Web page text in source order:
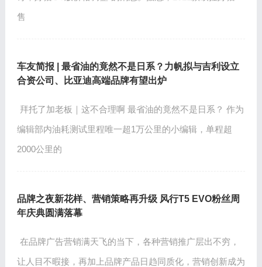
售
车友简报 | 最省油的竟然不是日系？力帆拟与吉利设立
合资公司、比亚迪高端品牌有望出炉
拜托了加老板｜这不合理啊 最省油的竟然不是日系？ 作为
编辑部内油耗测试里程唯一超1万公里的小编辑，单程超
2000公里的
品牌之夜新花样、营销策略再升级 风行T5 EVO粉丝周
年庆典圆满落幕
在品牌广告营销满天飞的当下，各种营销推广层出不穷，
让人目不暇接，再加上品牌产品日趋同质化，营销创新成为